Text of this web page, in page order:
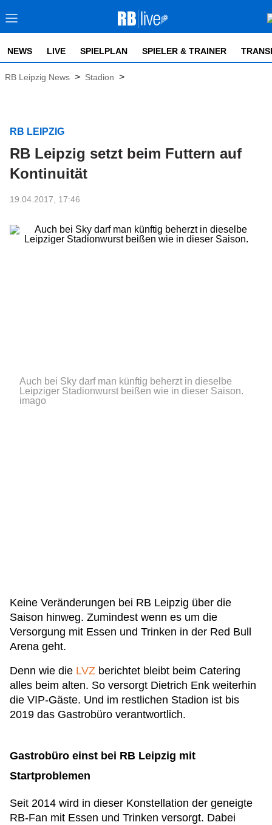
NEWS LIVE SPIELPLAN SPIELER & TRAINER
RB Leipzig News > Stadion >
RB LEIPZIG
RB Leipzig setzt beim Futtern auf
Kontinuität
19.04.2017, 17:46
Auch bei Sky darf man künftig beherzt in dieselbe
Leipziger Stadionwurst beißen wie in dieser Saison.
imago
Keine Veränderungen bei RB Leipzig über die
Saison hinweg. Zumindest wenn es um die
Versorgung mit Essen und Trinken in der Red Bull
Arena geht.
Denn wie die LVZ berichtet bleibt beim Catering
alles beim alten. So versorgt Dietrich Enk weiterhin
die VIP-Gäste. Und im restlichen Stadion ist bis
2019 das Gastrobüro verantwortlich.
Gastrobüro einst bei RB Leipzig mit
Startproblemen
Seit 2014 wird in dieser Konstellation der geneigte
RB-Fan mit Essen und Trinken versorgt. Dabei